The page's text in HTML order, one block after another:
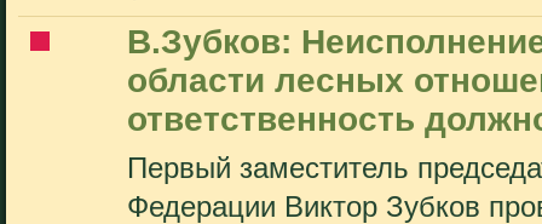
В.Зубков:
области лесных
ответственность
Первый заместитель
Федерации Виктор Зубков